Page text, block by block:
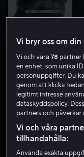
Synchronicity
Thriller
HD
Vi bryr oss om
Vi och våra78 partner
en enhet, som unika
personuppgifter. Du
genom att klicka
legitimt intresse
dataskyddspolicy.
partners och påverkar
Vi och våra
tillhandahålla:
Använda exakta